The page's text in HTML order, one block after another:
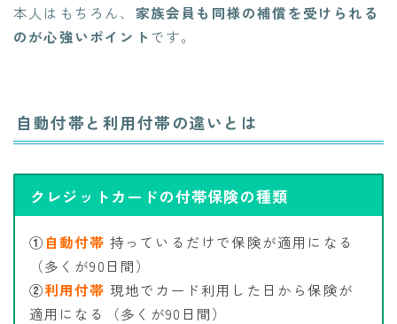
本人はもちろん、 家族会員も同様の補償を受けられる
のが心強いポイント です。
自動付帯と利用付帯の違いとは
クレジットカードの付帯保険の種類
① 自動付帯 持っているだけで保険が適用になる
（多くが90日間）
②利用付帯 現地でカード利用した日から保険が
適用になる（多くが90日間）